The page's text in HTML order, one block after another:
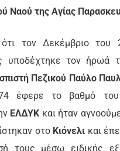
Ναού της Αγίας
ότι τον Δεκέμβριο του
υποδέχτηκε τον ήρωά
Πεζικού Παύλο
έφερε το βαθμό του
ΕΛΔΥΚ και ήταν
στο Κιόνελι και
τους μέσω ειδικής